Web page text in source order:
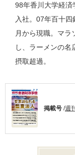
98年香川大学経済
入社。07年百十
月から現職。マ
し、ラーメンの名
摂取超過。
掲載号 /週